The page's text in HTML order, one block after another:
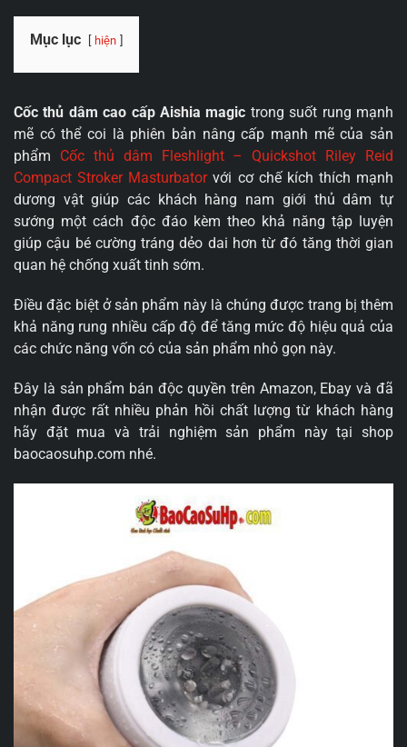
Mục lục hiện
Cốc thủ dâm cao cấp Aishia magic trong suốt rung mạnh
mẽ có thể coi là phiên bản nâng cấp mạnh mẽ của sản
phẩm Cốc thủ dâm Fleshlight – Quickshot Riley Reid
Compact Stroker Masturbatorvới cơ chế kích thích mạnh
dương vật giúp các khách hàng nam giới thủ dâm tự
sướng một cách độc đáo kèm theo khả năng tập luyện
giúp cậu bé cường tráng dẻo dai hơn từ đó tăng thời gian
quan hệ chống xuất tinh sớm.
Điều đặc biệt ở sản phẩm này là chúng được trang bị thêm
khả năng rung nhiều cấp độ để tăng mức độ hiệu quả của
các chức năng vốn có của sản phẩm nhỏ gọn này.
Đây là sản phẩm bán độc quyền trên Amazon, Ebay và đã
nhận được rất nhiều phản hồi chất lượng từ khách hàng
hãy đặt mua và trải nghiệm sản phẩm này tại shop
baocaosuhp.com nhé.